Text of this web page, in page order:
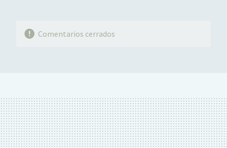
Comentarios cerrados